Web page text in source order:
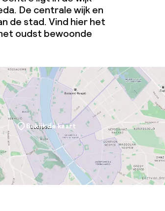
De centrale wijk en
de stad. Vind hier het
oudst bewoonde
Bekijk de kaart